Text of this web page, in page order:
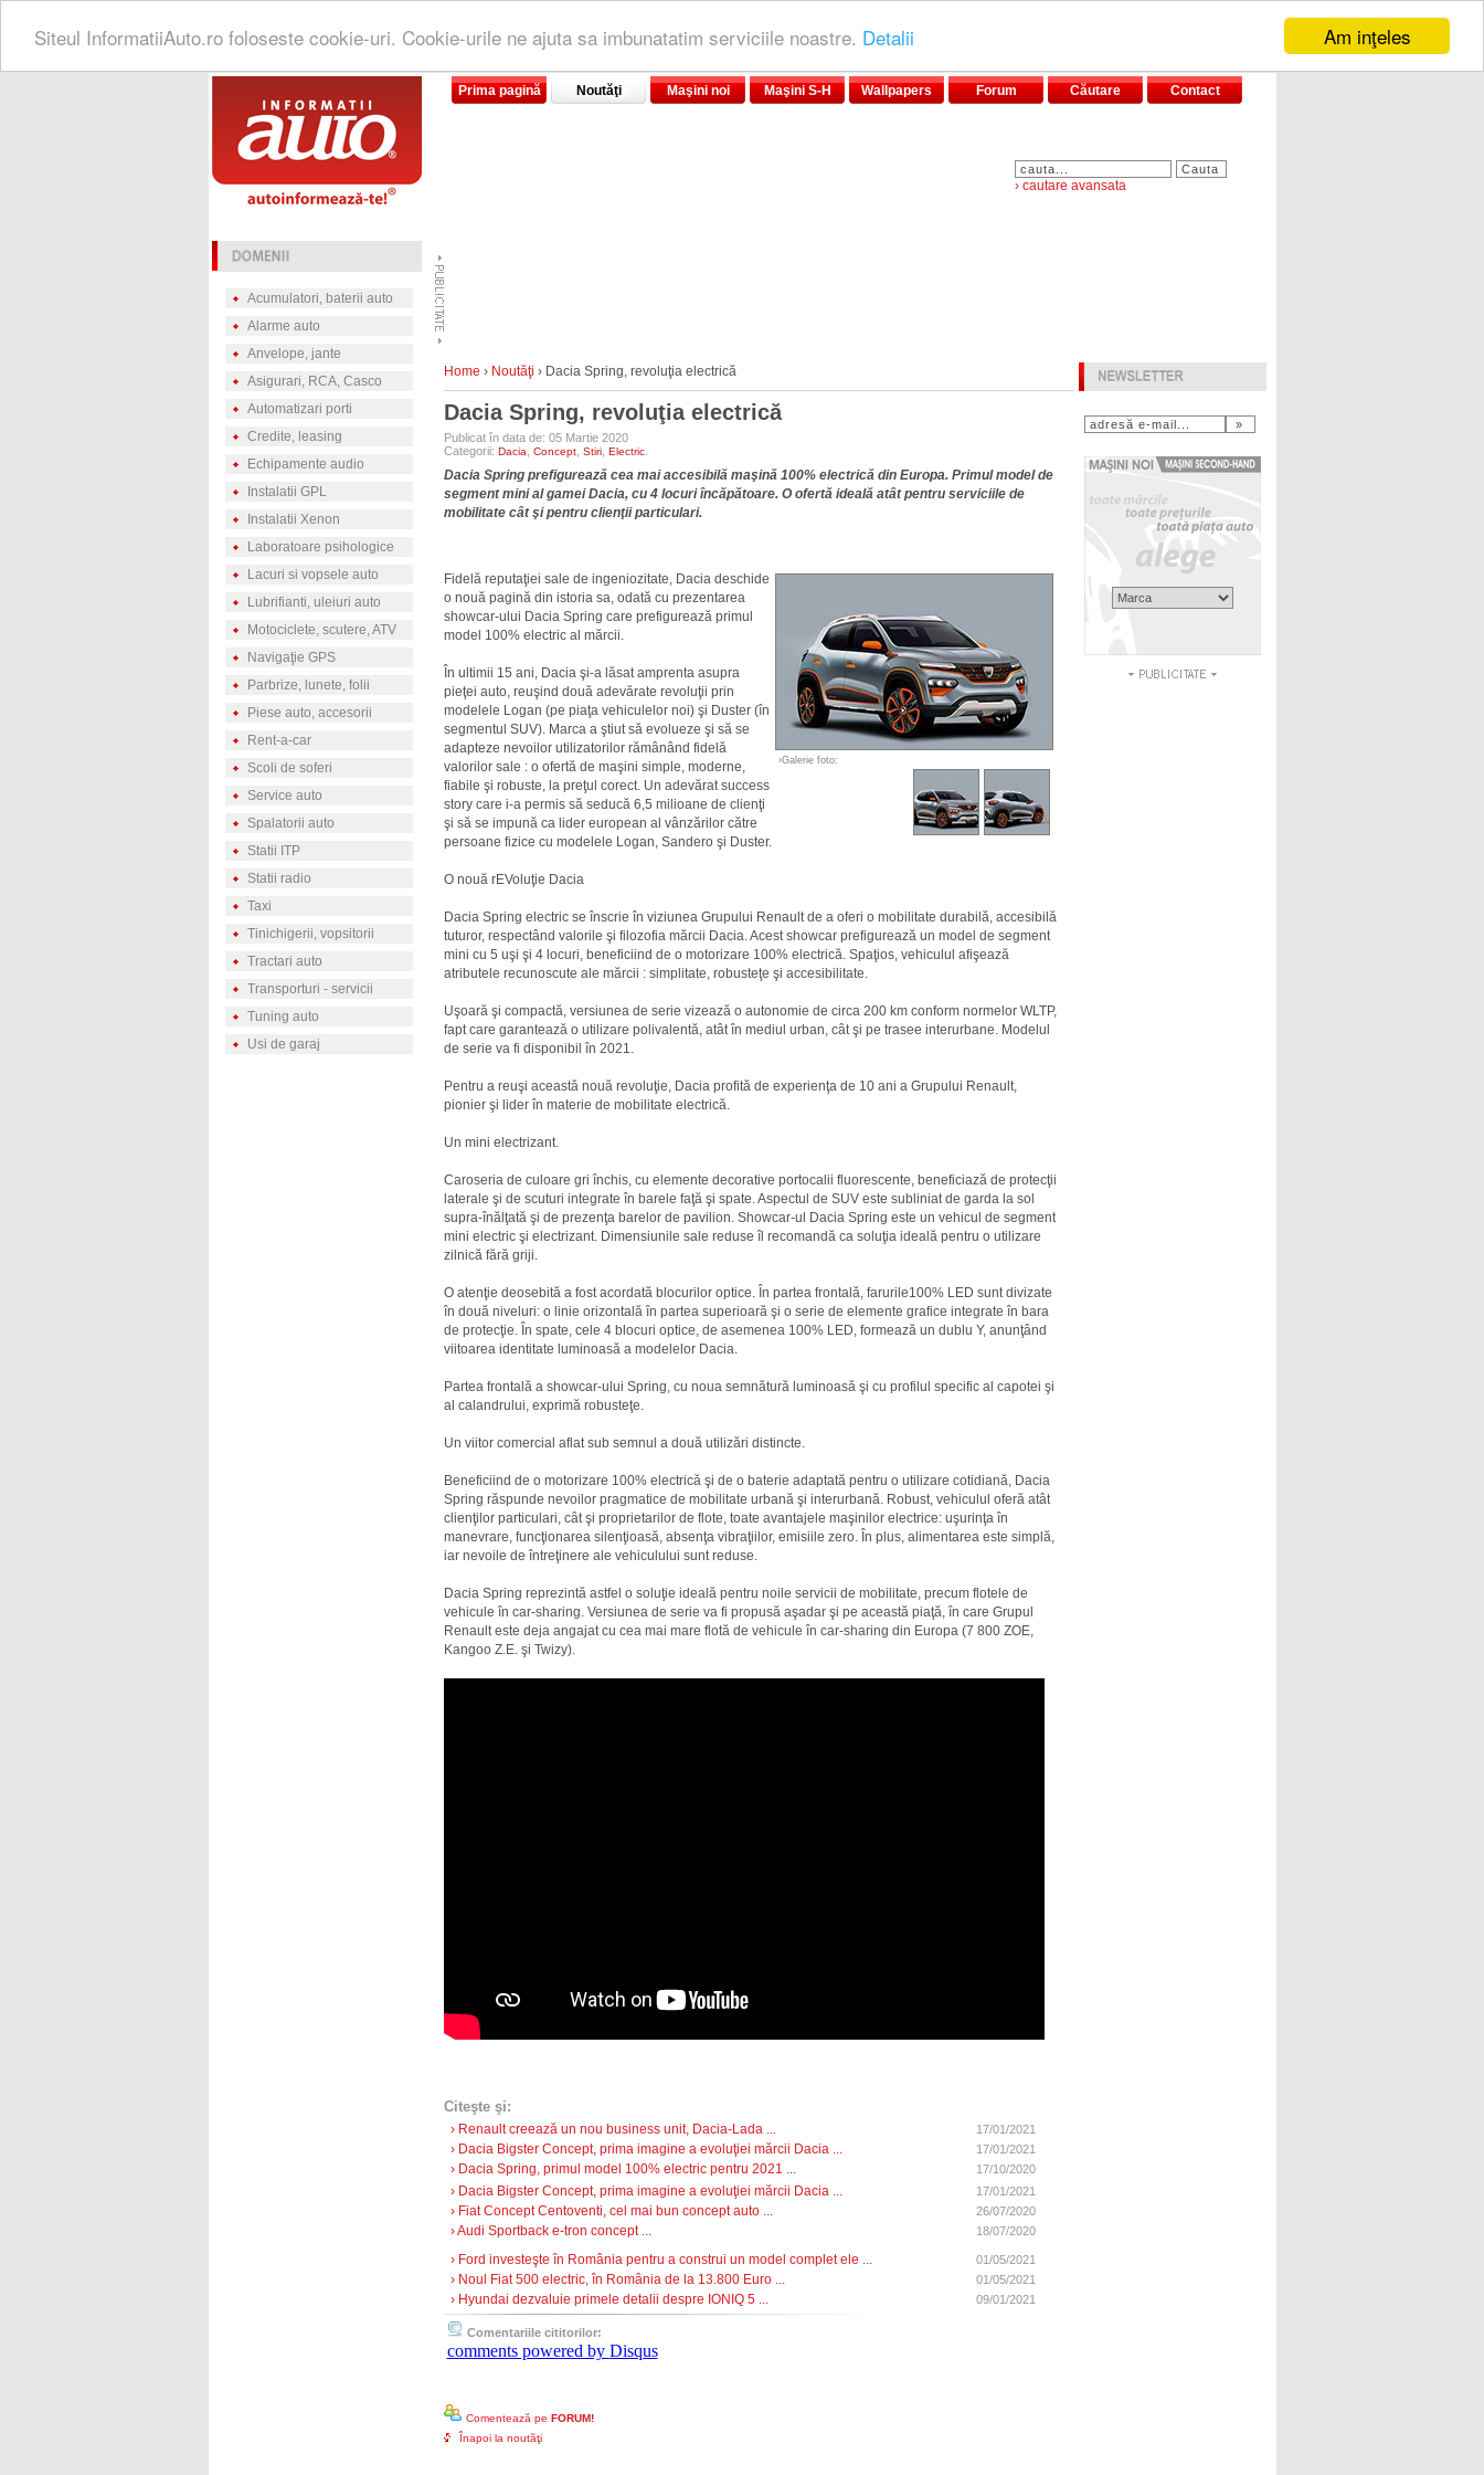
Am inţeles
Siteul InformatiiAuto.ro foloseste cookie-uri. Cookie-urile ne ajuta sa imbunatatim serviciile noastre. Detalii
Prima pagină Noutăţi Maşini noi Maşini S-H Wallpapers Forum Căutare Contact
› cautare avansata
Acumulatori, baterii auto
Alarme auto
Anvelope, jante
Asigurari, RCA, Casco
Automatizari porti
Credite, leasing
Echipamente audio
Instalatii GPL
Instalatii Xenon
Laboratoare psihologice
Lacuri si vopsele auto
Lubrifianti, uleiuri auto
Motociclete, scutere, ATV
Navigaţie GPS
Parbrize, lunete, folii
Piese auto, accesorii
Rent-a-car
Scoli de soferi
Service auto
Spalatorii auto
Statii ITP
Statii radio
Taxi
Tinichigerii, vopsitorii
Tractari auto
Transporturi - servicii
Tuning auto
Usi de garaj
Home › Noutăţi ›Dacia Spring, revoluţia electrică
Dacia Spring, revoluţia electrică
Publicat în data de: 05 Martie 2020
Categorii: Dacia Concept, Stiri, Electric.
Dacia Spring prefigurează cea mai accesibilă maşină 100% electrică din Europa. Primul model de
segment mini al gamei Dacia, cu 4 locuri încăpătoare. O ofertă ideală atât pentru serviciile de
mobilitate cât şi pentru clienţii particulari.
›Galerie foto:
Fidelă reputaţiei sale de ingeniozitate, Dacia deschide
o nouă pagină din istoria sa, odată cu prezentarea
showcar-ului Dacia Spring care prefigurează primul
model 100% electric al mărcii.
În ultimii 15 ani, Dacia şi-a lăsat amprenta asupra
pieţei auto, reuşind două adevărate revoluţii prin
modelele Logan (pe piaţa vehiculelor noi) şi Duster (în
segmentul SUV). Marca a ştiut să evolueze şi să se
adapteze nevoilor utilizatorilor rămânând fidelă
valorilor sale : o ofertă de maşini simple, moderne,
fiabile şi robuste, la preţul corect. Un adevărat success
story care i-a permis să seducă 6,5 milioane de clienţi
şi să se impună ca lider european al vânzărilor către
persoane fizice cu modelele Logan, Sandero şi Duster.
O nouă rEVoluţie Dacia
Dacia Spring electric se înscrie în viziunea Grupului Renault de a oferi o mobilitate durabilă, accesibilă
tuturor, respectând valorile şi filozofia mărcii Dacia. Acest showcar prefigurează un model de segment
mini cu 5 uşi şi 4 locuri, beneficiind de o motorizare 100% electrică. Spaţios, vehiculul afişează
atributele recunoscute ale mărcii : simplitate, robusteţe şi accesibilitate.
Uşoară şi compactă, versiunea de serie vizează o autonomie de circa 200 km conform normelor WLTP,
fapt care garantează o utilizare polivalentă, atât în mediul urban, cât şi pe trasee interurbane. Modelul
de serie va fi disponibil în 2021.
Pentru a reuşi această nouă revoluţie, Dacia profită de experienţa de 10 ani a Grupului Renault,
pionier şi lider în materie de mobilitate electrică.
Un mini electrizant.
Caroseria de culoare gri închis, cu elemente decorative portocalii fluorescente, beneficiază de protecţii
laterale şi de scuturi integrate în barele faţă şi spate. Aspectul de SUV este subliniat de garda la sol
supra-înălţată şi de prezenţa barelor de pavilion. Showcar-ul Dacia Spring este un vehicul de segment
mini electric şi electrizant. Dimensiunile sale reduse îl recomandă ca soluţia ideală pentru o utilizare
zilnică fără griji.
O atenţie deosebită a fost acordată blocurilor optice. În partea frontală, farurile100% LED sunt divizate
în două niveluri: o linie orizontală în partea superioară şi o serie de elemente grafice integrate în bara
de protecţie. În spate, cele 4 blocuri optice, de asemenea 100% LED, formează un dublu Y, anunţând
viitoarea identitate luminoasă a modelelor Dacia.
Partea frontală a showcar-ului Spring, cu noua semnătură luminoasă şi cu profilul specific al capotei şi
al calandrului, exprimă robusteţe.
Un viitor comercial aflat sub semnul a două utilizări distincte.
Beneficiind de o motorizare 100% electrică şi de o baterie adaptată pentru o utilizare cotidiană, Dacia
Spring răspunde nevoilor pragmatice de mobilitate urbană şi interurbană. Robust, vehiculul oferă atât
clienţilor particulari, cât şi proprietarilor de flote, toate avantajele maşinilor electrice: uşurinţa în
manevrare, funcţionarea silenţioasă, absenţa vibraţiilor, emisiile zero. În plus, alimentarea este simplă,
iar nevoile de întreţinere ale vehiculului sunt reduse.
Dacia Spring reprezintă astfel o soluţie ideală pentru noile servicii de mobilitate, precum flotele de
vehicule în car-sharing. Versiunea de serie va fi propusă aşadar şi pe această piaţă, în care Grupul
Renault este deja angajat cu cea mai mare flotă de vehicule în car-sharing din Europa (7 800 ZOE,
Kangoo Z.E. şi Twizy).
Citeşte şi:
› Renault creează un nou business unit, Dacia-Lada ... 17/01/2021
› Dacia Bigster Concept, prima imagine a evoluţiei mărcii Dacia ... 17/01/2021
› Dacia Spring, primul model 100% electric pentru 2021 ... 17/10/2020
› Dacia Bigster Concept, prima imagine a evoluţiei mărcii Dacia ... 17/01/2021
› Fiat Concept Centoventi, cel mai bun concept auto ... 26/07/2020
› Audi Sportback e-tron concept ... 18/07/2020
› Ford investeşte în România pentru a construi un model complet ele ... 01/05/2021
› Noul Fiat 500 electric, în România de la 13.800 Euro ... 01/05/2021
› Hyundai dezvaluie primele detalii despre IONIQ 5 ... 09/01/2021
Comentariile cititorilor:
comments powered by Disqus
Comentează pe FORUM!
Înapoi la noutăţi